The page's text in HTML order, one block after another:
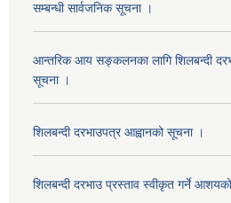
सम्बन्धी सार्वजनिक सूचना ।
आन्तरिक आय सङ्कलनका लागि शिलबन्दी
सूचना ।
शिलबन्दी दरभाउपत्र आह्वानको सूचना ।
शिलबन्दी दरभाउ प्रस्ताव स्वीकृत गर्ने